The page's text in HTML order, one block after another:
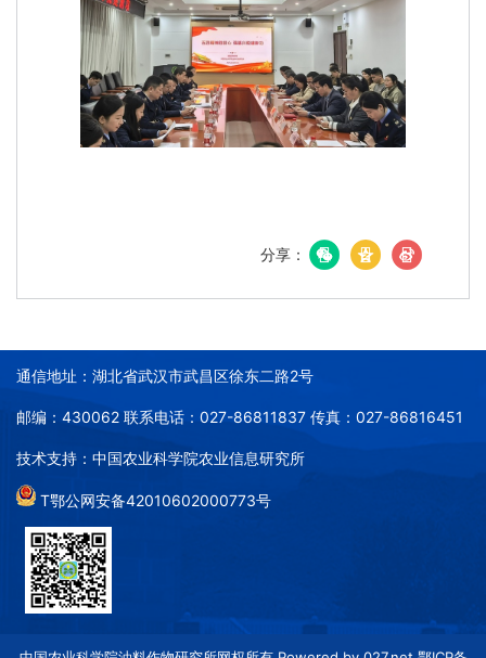
分享：
通信地址：湖北省武汉市武昌区徐东二路2号
邮编：430062 联系电话：027-86811837 传真：027-86816451
技术支持：中国农业科学院农业信息研究所
T鄂公网安备42010602000773号